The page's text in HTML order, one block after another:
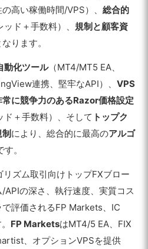
高い稼働時間/VPS）、総合的
ッド＋手数料）、規制と顧客資
ります。
動化ツール（MT4/MT5 EA、
連携、堅牢なAPI）、VPS
常に競争力のあるRazor価格設定
ド＋手数料）、そして トップク
制により、総合的に最高のアルゴ
。
ズム取引向けトップFXブロー
APIの深さ、執行速度、実質コス
で評価されるFP Markets、IC
FP MarketsはMT4/5 EA、FIX
、オプションVPSを提供